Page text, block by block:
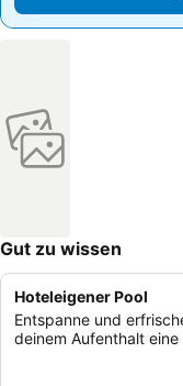
Gut zu wissen
Hoteleigener Pool
Entspanne und
deinem Aufenthalt